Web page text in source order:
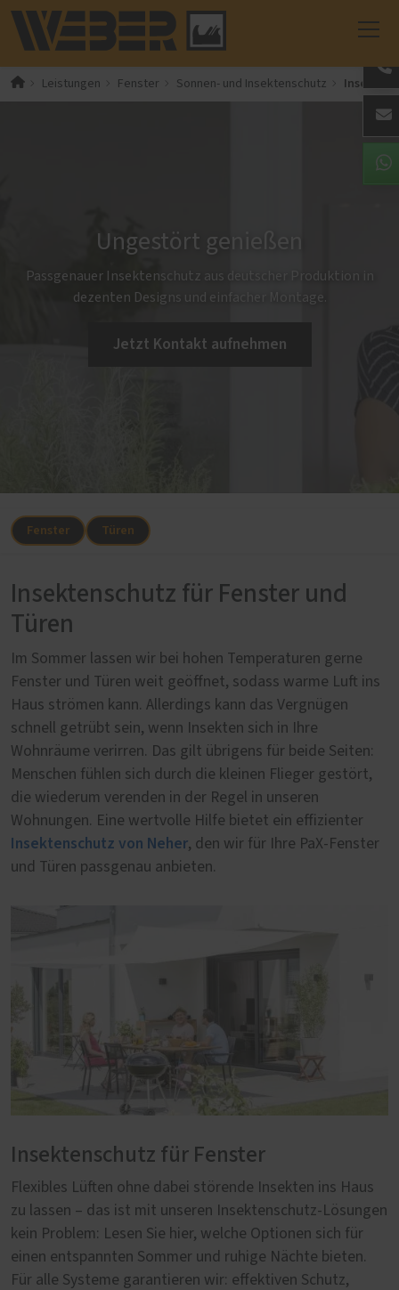
Leistungen Fenster Sonnen- und Insektenschutz
Ungestört genießen
Passgenauer Insektenschutz aus deutscher Produktion in
dezenten Designs und einfacher Montage.
Jetzt Kontakt aufnehmen
Fenster Türen
Insektenschutz für Fenster und
Türen
Im Sommer lassen wir bei hohen Temperaturen gerne
Fenster und Türen weit geöffnet, sodass warme Luft ins
Haus strömen kann. Allerdings kann das Vergnügen
schnell getrübt sein, wenn Insekten sich in Ihre
Wohnräume verirren. Das gilt übrigens für beide Seiten:
Menschen fühlen sich durch die kleinen Flieger gestört,
die wiederum verenden in der Regel in unseren
Wohnungen. Eine wertvolle Hilfe bietet ein effizienter
Insektenschutz von Neher, den wir für Ihre PaX-Fenster
und Türen passgenau anbieten.
Insektenschutz für Fenster
Flexibles Lüften ohne dabei störende Insekten ins Haus
zu lassen – das ist mit unseren Insektenschutz-Lösungen
kein Problem: Lesen Sie hier, welche Optionen sich für
einen entspannten Sommer und ruhige Nächte bieten.
Für alle Systeme garantieren wir: effektiven Schutz,